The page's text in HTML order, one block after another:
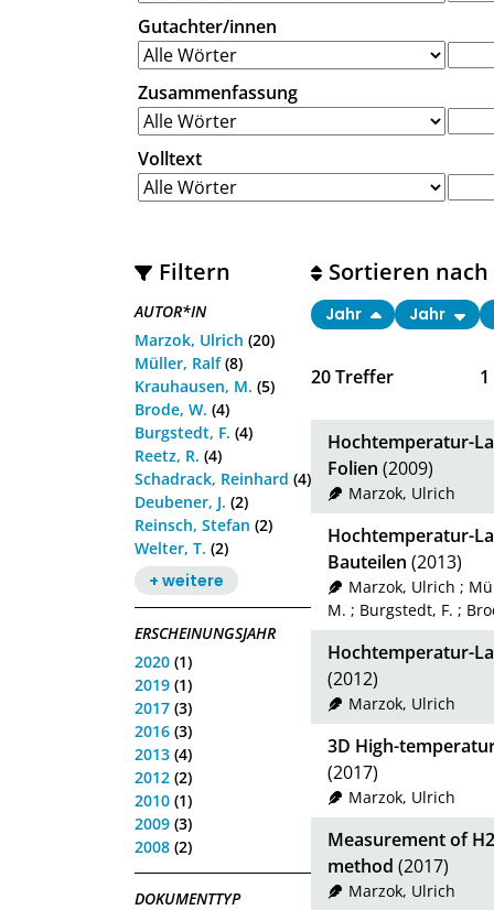
Gutachter/innen
Zusammenfassung
Volltext
Filtern
AUTOR*IN
Marzok, Ulrich (20)
Müller, Ralf(8)
Krauhausen, M. (5)
Brode, W. (4)
Burgstedt, F. (4)
Reetz, R. (4)
Schadrack, Reinhard (4)
Deubener, J. (2)
Reinsch, Stefan (2)
Welter, T. (2)
+ weitere
ERSCHEINUNGSJAHR
2020 (1)
2019 (1)
2017 (3)
2016 (3)
2013 (4)
2012 (2)
2010 (1)
2009 (3)
2008 (2)
DOKUMENTTYP
20Treffer 1
Sortieren nach
Jahr Jahr
Hochtemperatur-
Folien (2009)
Marzok, Ulrich
Hochtemperatur-
Bauteilen (2013)
Marzok, Ulrich ;
M. ; Burgstedt, F. ;
Hochtemperatur-
(2012)
Marzok, Ulrich
3D High-
(2017)
Marzok, Ulrich
Measurement of
method (2017)
Marzok, Ulrich